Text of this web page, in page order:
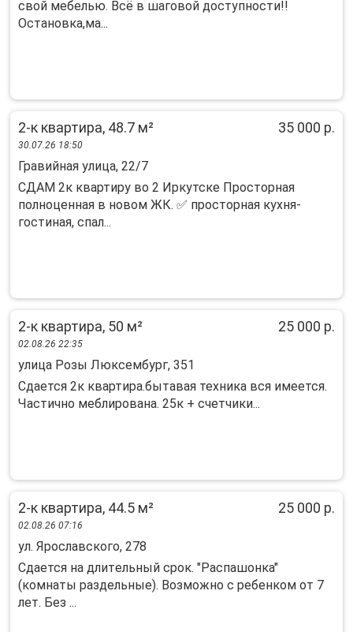
свой мебелью. Всё в шаговой доступности!!
Остановка,ма...
2-к квартира, 48.7 м² 35 000 р.
30.07.26 18:50
Гравийная улица, 22/7
СДАМ 2к квартиру во 2 Иркутске Просторная
полноценная в новом ЖК. ✅ просторная кухня-
гостиная, спал...
2-к квартира, 50 м² 25 000 р.
02.08.26 22:35
улица Розы Люксембург, 351
Сдается 2к квартира.бытавая техника вся имеется.
Частично меблирована. 25к + счетчики...
2-к квартира, 44.5 м² 25 000 р.
02.08.26 07:16
ул. Ярославского, 278
Сдaется нa длитeльный срок. "Распaшонкa"
(комнaты раздельныe). Boзмoжнo c peбeнком от 7
лет. Без ...